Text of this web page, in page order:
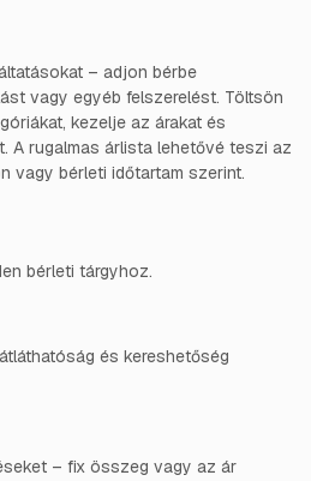
– adjon bérbe
vagy egyéb felszerelést. Töltsön
kezelje az árakat és
A rugalmas árlista lehetővé teszi az
vagy bérleti időtartam szerint.
bérleti tárgyhoz.
és kereshetőség
– fix összeg vagy az ár